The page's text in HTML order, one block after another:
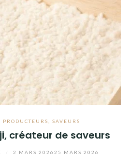
PRODUCTEURS SAVEURS
créateur de saveurs
2 MARS 2026 25 MARS 2026